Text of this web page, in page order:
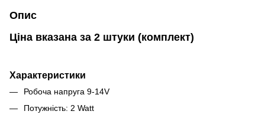
Опис
Ціна вказана за 2 штуки (комплект)
Характеристики
Робоча напруга 9-14V
Потужність: 2 Watt